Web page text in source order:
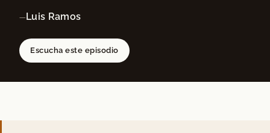
— Luis Ramos
Escucha este episodio